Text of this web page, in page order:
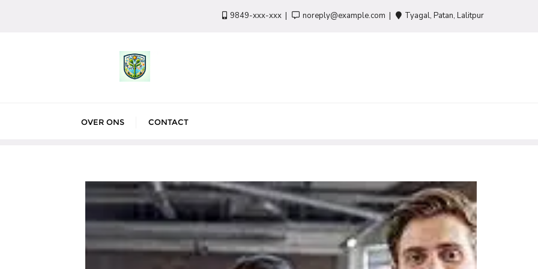
9849-xxx-xxx noreply@example.com Tyagal, Patan, Lalitpur
OVER ONS CONTACT